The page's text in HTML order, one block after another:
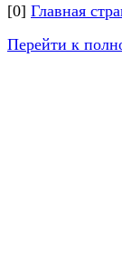
[0] Главная
Перейти к